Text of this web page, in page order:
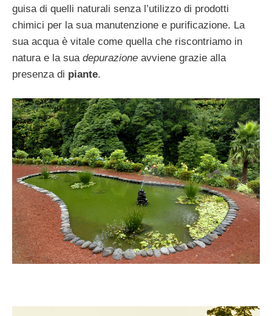
guisa di quelli naturali senza l’utilizzo di prodotti
chimici per la sua manutenzione e purificazione. La
sua acqua è vitale come quella che riscontriamo in
natura e la sua depurazione avviene grazie alla
presenza di piante.